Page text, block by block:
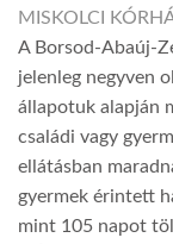
MISKOLCI
A Borsod-Abaúj-
jelenleg negyven
állapotuk alapján
családi vagy
ellátásban
gyermek érintett
mint 105 napot